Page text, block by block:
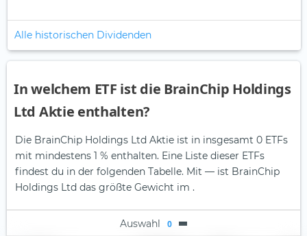
Alle historischen Dividenden
In welchem ETF ist die BrainChip Holdings
Ltd Aktie enthalten?
Die BrainChip Holdings Ltd Aktie ist in insgesamt 0 ETFs
mit mindestens 1 % enthalten. Eine Liste dieser ETFs
findest du in der folgenden Tabelle. Mit — ist BrainChip
Holdings Ltd das größte Gewicht im .
Auswahl 0